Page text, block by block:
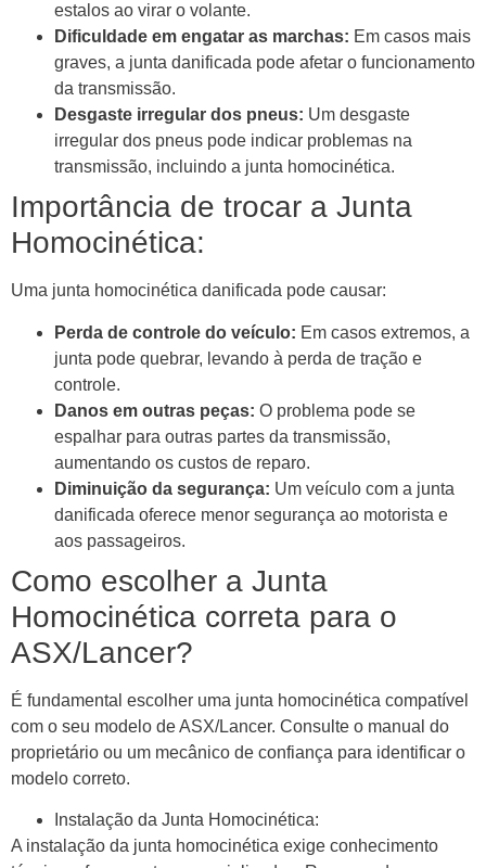
estalos ao virar o volante.
Dificuldade em engatar as marchas: Em casos mais
graves, a junta danificada pode afetar o funcionamento
da transmissão.
Desgaste irregular dos pneus: Um desgaste
irregular dos pneus pode indicar problemas na
transmissão, incluindo a junta homocinética.
Importância de trocar a Junta
Homocinética:
Uma junta homocinética danificada pode causar:
Perda de controle do veículo: Em casos extremos, a
junta pode quebrar, levando à perda de tração e
controle.
Danos em outras peças: O problema pode se
espalhar para outras partes da transmissão,
aumentando os custos de reparo.
Diminuição da segurança: Um veículo com a junta
danificada oferece menor segurança ao motorista e
aos passageiros.
Como escolher a Junta
Homocinética correta para o
ASX/Lancer?
É fundamental escolher uma junta homocinética compatível
com o seu modelo de ASX/Lancer. Consulte o manual do
proprietário ou um mecânico de confiança para identificar o
modelo correto.
Instalação da Junta Homocinética:
A instalação da junta homocinética exige conhecimento